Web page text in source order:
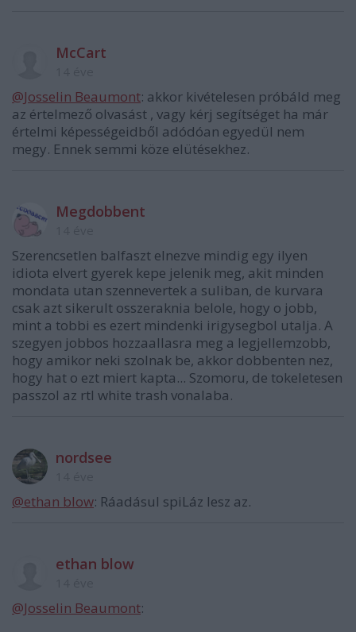
McCart
@Josselin Beaumont: akkor kivételesen próbáld meg
az értelmező olvasást , vagy kérj segítséget ha már
értelmi képességeidből adódóan egyedül nem
megy. Ennek semmi köze elütésekhez.
Megdobbent
Szerencsetlen balfaszt elnezve mindig egy ilyen
idiota elvert gyerek kepe jelenik meg, akit minden
mondata utan szennevertek a suliban, de kurvara
csak azt sikerult osszeraknia belole, hogy o jobb,
mint a tobbi es ezert mindenki irigysegbol utalja. A
szegyen jobbos hozzaallasra meg a legjellemzobb,
hogy amikor neki szolnak be, akkor dobbenten nez,
hogy hat o ezt miert kapta... Szomoru, de tokeletesen
passzol az rtl white trash vonalaba.
nordsee
@ethan blow: Ráadásul spiLáz lesz az.
ethan blow
@Josselin Beaumont: